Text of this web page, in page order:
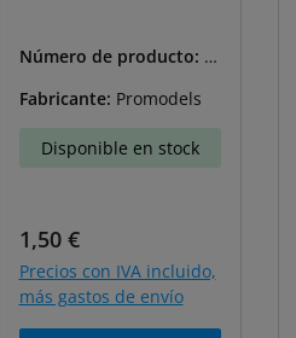
Número de producto: G
Fabricante: Promodels
Disponible en stock
Precio normal:
1,50 €
Precios con IVA incluido,
más gastos de envío